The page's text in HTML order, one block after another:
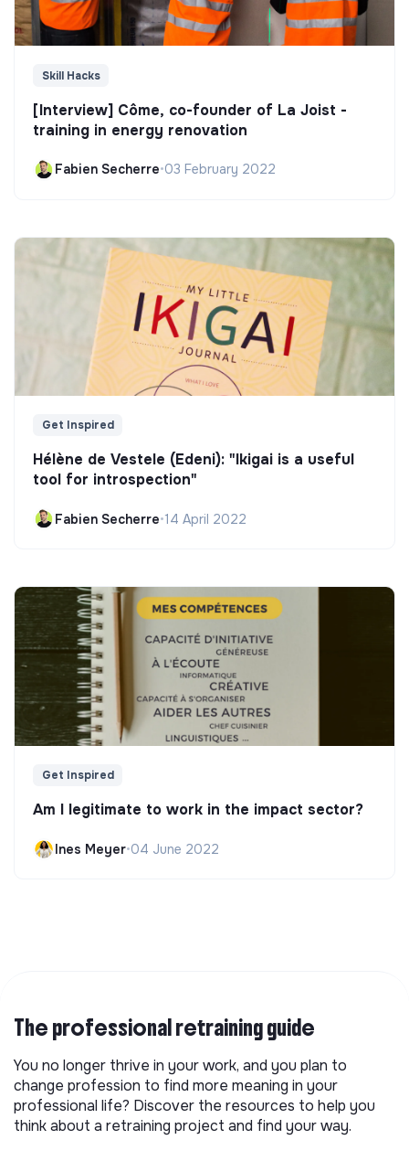
Skill Hacks
[Interview] Côme, co-founder of La Joist -
training in energy renovation
Fabien Secherre•03 February 2022
Get Inspired
Hélène de Vestele (Edeni): "Ikigai is a useful
tool for introspection"
Fabien Secherre•14 April 2022
Get Inspired
Am I legitimate to work in the impact sector?
Ines Meyer•04 June 2022
The professional retraining guide
You no longer thrive in your work, and you plan to
change profession to find more meaning in your
professional life? Discover the resources to help you
think about a retraining project and find your way.